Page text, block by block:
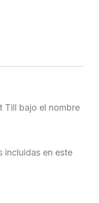
Till bajo el nombre
incluidas en este